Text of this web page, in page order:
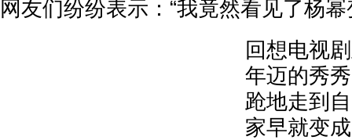
网友们纷纷表示：“我竟然看见了杨
回想电视
年迈的秀
跄地走到
家早就变